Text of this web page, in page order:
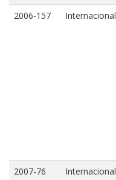
2006-157 Internacional
2007-76 Internacional